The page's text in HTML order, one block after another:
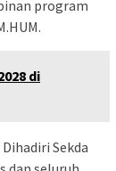
program
di
Sekda